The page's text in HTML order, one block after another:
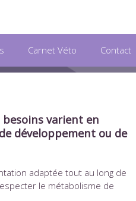
Carnet Véto Contact
besoins varient en
développement ou de
adaptée tout au long de
le métabolisme de